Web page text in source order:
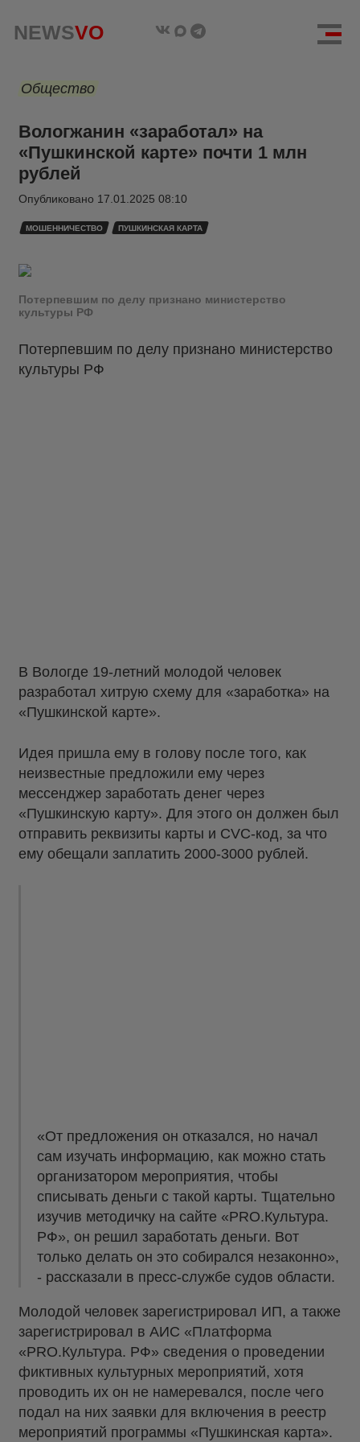
NEWSVO
Общество
Вологжанин «заработал» на
«Пушкинской карте» почти 1 млн
рублей
Опубликовано 17.01.2025 08:10
МОШЕННИЧЕСТВО ПУШКИНСКАЯ КАРТА
Потерпевшим по делу признано министерство
культуры РФ
Потерпевшим по делу признано министерство
культуры РФ
В Вологде 19-летний молодой человек
разработал хитрую схему для «заработка» на
«Пушкинской карте».
Идея пришла ему в голову после того, как
неизвестные предложили ему через
мессенджер заработать денег через
«Пушкинскую карту». Для этого он должен был
отправить реквизиты карты и СVС-код, за что
ему обещали заплатить 2000-3000 рублей.
«От предложения он отказался, но начал
сам изучать информацию, как можно стать
организатором мероприятия, чтобы
списывать деньги с такой карты. Тщательно
изучив методичку на сайте «PRO.Культура.
РФ», он решил заработать деньги. Вот
только делать он это собирался незаконно»,
- рассказали в пресс-службе судов области.
Молодой человек зарегистрировал ИП, а также
зарегистрировал в АИС «Платформа
«PRO.Культура. РФ» сведения о проведении
фиктивных культурных мероприятий, хотя
проводить их он не намеревался, после чего
подал на них заявки для включения в реестр
мероприятий программы «Пушкинская карта».